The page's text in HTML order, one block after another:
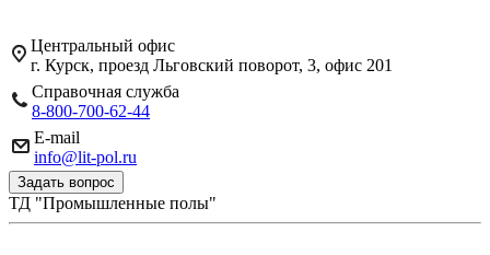
Центральный офис
г. Курск, проезд Льговский поворот, 3, офис 201
Справочная служба
8-800-700-62-44
E-mail
info@lit-pol.ru
Задать вопрос
ТД "Промышленные полы"